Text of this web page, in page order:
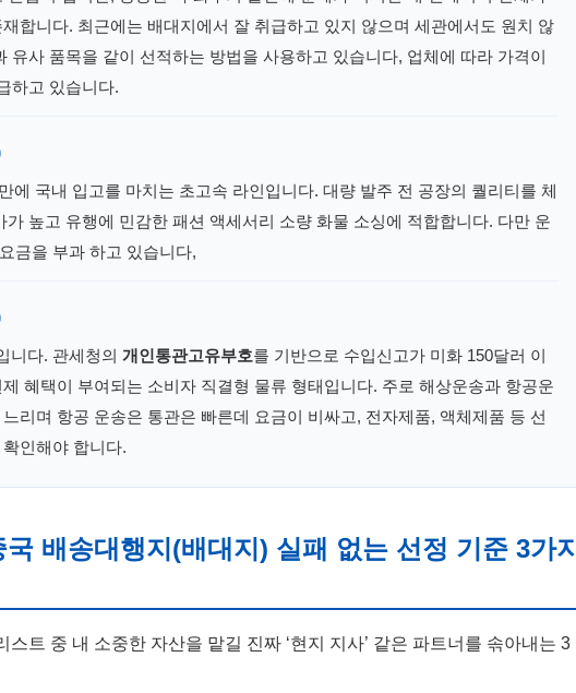
합니다. 최근에는 배대지에서 잘 취급하고 있지 않으며 세관에서도 원치 않
유사 품목을 같이 선적하는 방법을 사용하고 있습니다, 업체에 따라 가격이
하고 있습니다.
에 국내 입고를 마치는 초고속 라인입니다. 대량 발주 전 공장의 퀄리티를 체
높고 유행에 민감한 패션 액세서리 소량 화물 소싱에 적합합니다. 다만 운
금을 부과 하고 있습니다,
니다. 관세청의 개인통관고유부호를 기반으로 수입신고가 미화 150달러 이
혜택이 부여되는 소비자 직결형 물류 형태입니다. 주로 해상운송과 항공운
리며 항공 운송은 통관은 빠른데 요금이 비싸고, 전자제품, 액체제품 등 선
인해야 합니다.
배송대행지(배대지) 실패 없는 선정 기준 3가지
트 중 내 소중한 자산을 맡길 진짜 ‘현지 지사’ 같은 파트너를 솎아내는 3